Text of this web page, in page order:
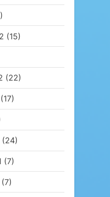
(15)
(22)
(17)
(24)
(7)
(7)